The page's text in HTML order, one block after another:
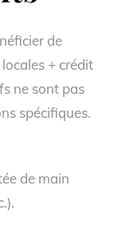
de
+ crédit
ne sont pas
spécifiques.
de main